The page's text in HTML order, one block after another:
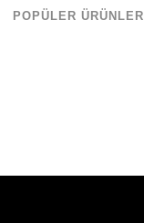
POPÜLER ÜRÜNLER